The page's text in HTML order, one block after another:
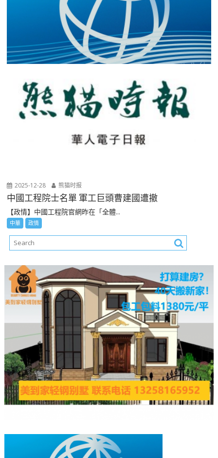
2025-12-28 熊猫时报
中國工程院士名單 軍工巨頭曹建國遭撤
【政情】中國工程院官網昨在「全體...
中華 政情